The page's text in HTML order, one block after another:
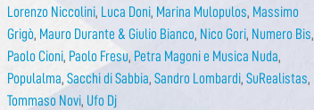
Lorenzo Niccolini, Luca Doni, Marina Mulopulos, Massimo
Grigò, Mauro Durante & Giulio Bianco, Nico Gori, Numero Bis,
Paolo Cioni, Paolo Fresu, Petra Magoni e Musica Nuda,
Populalma,Sacchi di Sabbia,Sandro Lombardi,SuRealistas,
Tommaso Novi, Ufo Dj